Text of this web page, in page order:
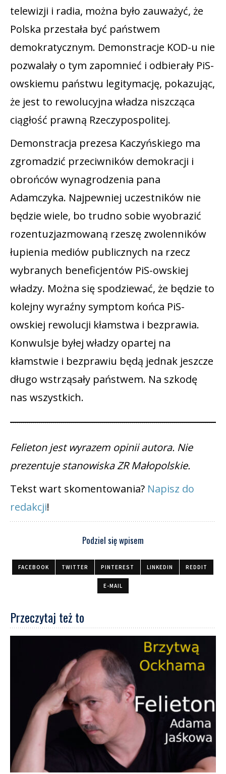
telewizji i radia, można było zauważyć, że
Polska przestała być państwem
demokratycznym. Demonstracje KOD-u nie
pozwalały o tym zapomnieć i odbierały PiS-
owskiemu państwu legitymację, pokazując,
że jest to rewolucyjna władza niszcząca
ciągłość prawną Rzeczypospolitej.
Demonstracja prezesa Kaczyńskiego ma
zgromadzić przeciwników demokracji i
obrońców wynagrodzenia pana
Adamczyka. Najpewniej uczestników nie
będzie wiele, bo trudno sobie wyobrazić
rozentuzjazmowaną rzeszę zwolenników
łupienia mediów publicznych na rzecz
wybranych beneficjentów PiS-owskiej
władzy. Można się spodziewać, że będzie to
kolejny wyraźny symptom końca PiS-
owskiej rewolucji kłamstwa i bezprawia.
Konwulsje byłej władzy opartej na
kłamstwie i bezprawiu będą jednak jeszcze
długo wstrząsały państwem. Na szkodę
nas wszystkich.
Felieton jest wyrazem opinii autora. Nie
prezentuje stanowiska ZR Małopolskie.
Tekst wart skomentowania? Napisz do
redakcji!
Podziel się wpisem
FACEBOOK TWITTER PINTEREST LINKEDIN REDDIT
E-MAIL
Przeczytaj też to